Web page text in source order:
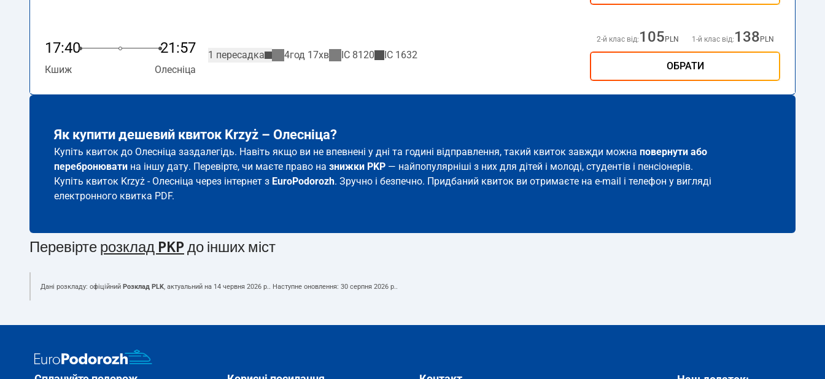
17:40 21:57
Кшиж Олесніца
1 пересадка 4год 17хв IC 8120 IC 1632
2-й клас від: 105 PLN 1-й клас від: 138 PLN
ОБРАТИ
Як купити дешевий квиток Krzyż – Олесніца?
Купіть квиток до Олесніца заздалегідь. Навіть якщо ви не впевнені у дні та годині відправлення, такий квиток завжди можна повернути або
перебронювати на іншу дату. Перевірте, чи маєте право на знижки PKP — найпопулярніші з них для дітей і молоді, студентів і пенсіонерів.
Купіть квиток Krzyż - Олесніца через інтернет з EuroPodorozh. Зручно і безпечно. Придбаний квиток ви отримаєте на e-mail і телефон у вигляді
електронного квитка PDF.
Перевірте розклад PKP до інших міст
Дані розкладу: офіційний Розклад PLK, актуальний на 14 червня 2026 р.. Наступне оновлення: 30 серпня 2026 р..